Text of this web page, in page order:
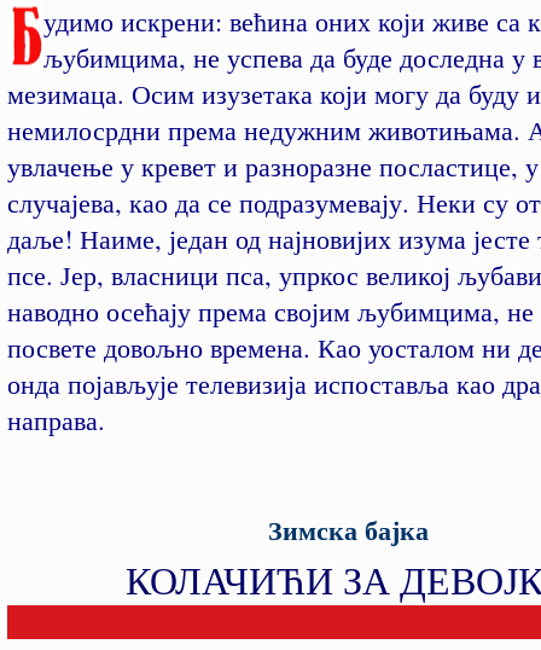
удимо искрени: већина оних који живе са
љубимцима, не успева да буде доследна у
мезимаца. Осим изузетака који могу да буду
немилосрдни према недужним животињама.
увлачење у кревет и разноразне посластице,
случајева, као да се подразумевају. Неки су
даље! Наиме, један од најновијих изума јесте
псе. Јер, власници пса, упркос великој
наводно осећају према својим љубимцима,
посвете довољно времена. Као уосталом ни
онда појављује телевизија испоставља као
направа.
Зимска бајка
КОЛАЧИЋИ ЗА